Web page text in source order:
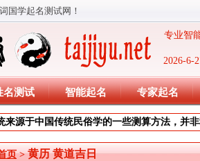
国学起名测试网！
2026-6-
专业智
名测试 智能起名 专家起名
来源于中国传统民俗学的一些测算方法，并
页>黄历 黄道吉日